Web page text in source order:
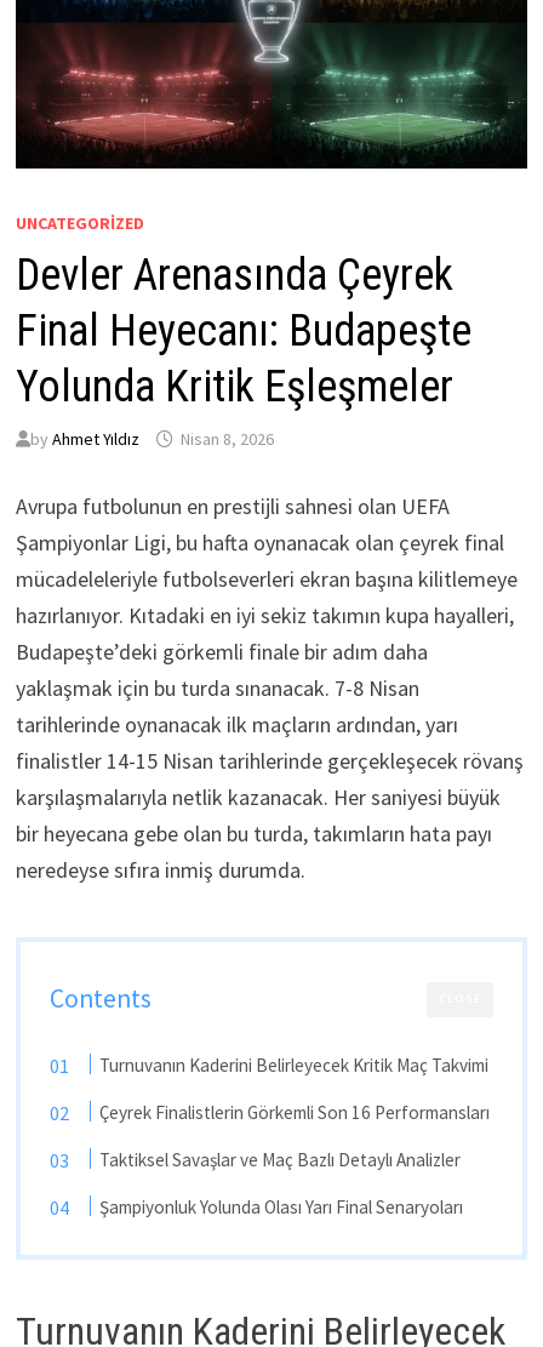
UNCATEGORIZED
Devler Arenasında Çeyrek
Final Heyecanı: Budapeşte
Yolunda Kritik Eşleşmeler
by Ahmet Yıldız Nisan 8, 2026
Avrupa futbolunun en prestijli sahnesi olan UEFA
Şampiyonlar Ligi, bu hafta oynanacak olan çeyrek final
mücadeleleriyle futbolseverleri ekran başına kilitlemeye
hazırlanıyor. Kıtadaki en iyi sekiz takımın kupa hayalleri,
Budapeşte’deki görkemli finale bir adım daha
yaklaşmak için bu turda sınanacak. 7-8 Nisan
tarihlerinde oynanacak ilk maçların ardından, yarı
finalistler 14-15 Nisan tarihlerinde gerçekleşecek rövanş
karşılaşmalarıyla netlik kazanacak. Her saniyesi büyük
bir heyecana gebe olan bu turda, takımların hata payı
neredeyse sıfıra inmiş durumda.
Contents
Turnuvanın Kaderini Belirleyecek Kritik Maç Takvimi
Çeyrek Finalistlerin Görkemli Son 16 Performansları
Taktiksel Savaşlar ve Maç Bazlı Detaylı Analizler
Şampiyonluk Yolunda Olası Yarı Final Senaryoları
Turnuvanın Kaderini Belirleyecek